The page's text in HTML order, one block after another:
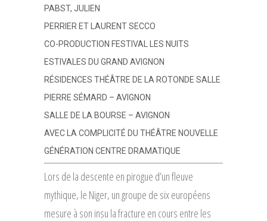
PABST, JULIEN
PERRIER ET LAURENT SECCO
CO-PRODUCTION FESTIVAL LES NUITS
ESTIVALES DU GRAND AVIGNON
RÉSIDENCES THÉÂTRE DE LA ROTONDE SALLE
PIERRE SÉMARD – AVIGNON
SALLE DE LA BOURSE – AVIGNON
AVEC LA COMPLICITÉ DU THÉÂTRE NOUVELLE
GÉNÉRATION CENTRE DRAMATIQUE
Lors de la descente en pirogue d’un fleuve
mythique, le Niger, un groupe de six européens
mesure à son insu la fracture en cours entre les